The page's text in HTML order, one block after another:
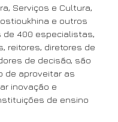
Serviços e Cultura,
e outros
de 400 especialistas,
reitores, diretores de
de decisão, são
de aproveitar as
inovação e
de ensino